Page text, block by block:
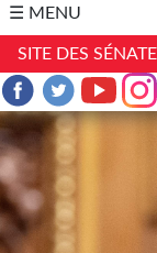
☰ MENU
SITE DES